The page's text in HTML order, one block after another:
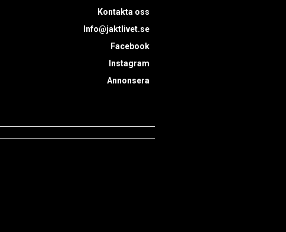
Kontakta oss
Info@jaktlivet.se
Facebook
Instagram
Annonsera